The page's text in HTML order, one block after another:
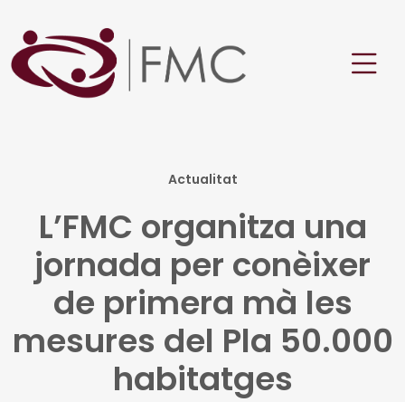
Actualitat
L’FMC organitza una
jornada per conèixer
de primera mà les
mesures del Pla 50.000
habitatges